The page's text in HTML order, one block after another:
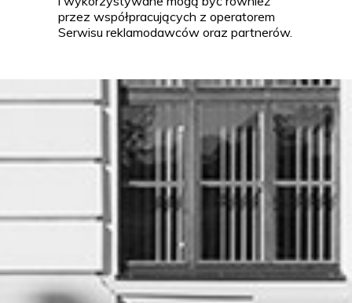
przez współpracujących z operatorem
Serwisu reklamodawców oraz partnerów.